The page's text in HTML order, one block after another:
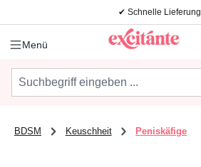
Zum Hauptinhalt springen✔ Schnelle Lieferung
Menü
BDSM Keuschheit Peniskäfige